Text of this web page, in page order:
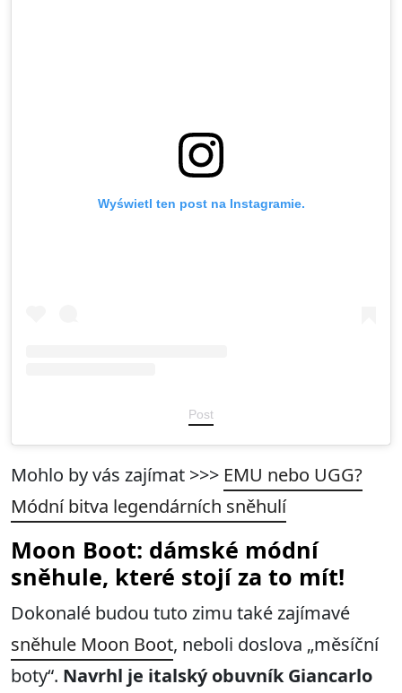
Wyświetl ten post na Instagramie.
Post
Mohlo by vás zajímat >>> EMU nebo UGG?
Módní bitva legendárních sněhulí
Moon Boot: dámské módní
sněhule, které stojí za to mít!
Dokonalé budou tuto zimu také zajímavé
sněhule Moon Boot, neboli doslova „měsíční
boty“. Navrhl je italský obuvník Giancarlo